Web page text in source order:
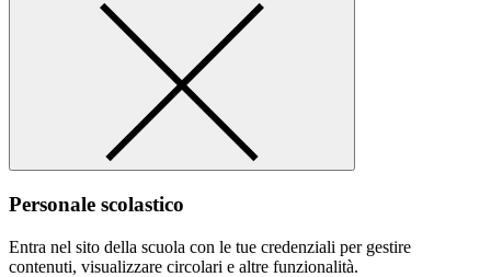
Personale scolastico
Entra nel sito della scuola con le tue credenziali per gestire
contenuti, visualizzare circolari e altre funzionalità.